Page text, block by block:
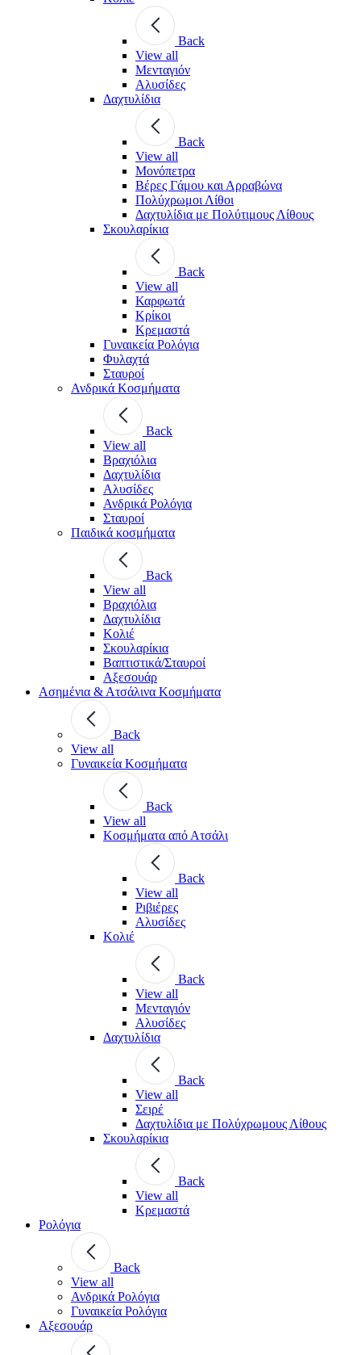
Back
View all
Μενταγιόν
Αλυσίδες
Δαχτυλίδια
Back
View all
Μονόπετρα
Βέρες Γάμου και Αρραβώνα
Πολύχρωμοι Λίθοι
Δαχτυλίδια με Πολύτιμους Λίθους
Σκουλαρίκια
Back
View all
Καρφωτά
Κρίκοι
Κρεμαστά
Γυναικεία Ρολόγια
Φυλαχτά
Σταυροί
Ανδρικά Κοσμήματα
Back
View all
Βραχιόλια
Δαχτυλίδια
Αλυσίδες
Ανδρικά Ρολόγια
Σταυροί
Παιδικά κοσμήματα
Back
View all
Βραχιόλια
Δαχτυλίδια
Κολιέ
Σκουλαρίκια
Βαπτιστικά/Σταυροί
Αξεσουάρ
Ασημένια & Ατσάλινα Κοσμήματα
Back
View all
Γυναικεία Κοσμήματα
Back
View all
Κοσμήματα από Ατσάλι
Back
View all
Ριβιέρες
Αλυσίδες
Κολιέ
Back
View all
Μενταγιόν
Αλυσίδες
Δαχτυλίδια
Back
View all
Σειρέ
Δαχτυλίδια με Πολύχρωμους Λίθους
Σκουλαρίκια
Back
View all
Κρεμαστά
Ρολόγια
Back
View all
Ανδρικά Ρολόγια
Γυναικεία Ρολόγια
Αξεσουάρ